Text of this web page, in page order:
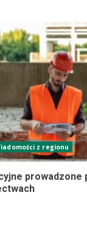
z regionu
prowadzone